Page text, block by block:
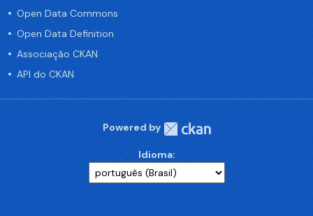
Open Data Commons
Open Data Definition
Associação CKAN
API do CKAN
Powered by
Idioma